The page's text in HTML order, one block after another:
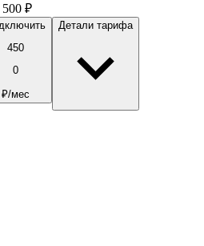
₽
450
0
₽/мес
Детали тарифа